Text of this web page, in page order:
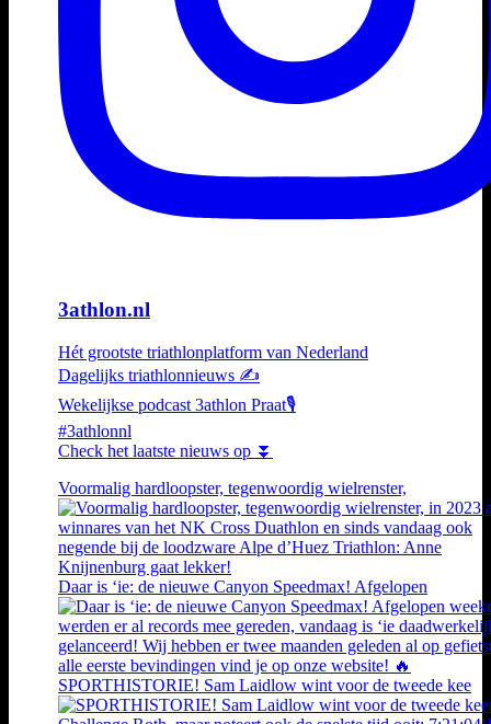
3athlon.nl
Hét grootste triathlonplatform van Nederland
Dagelijks triathlonnieuws ✍️
Wekelijkse podcast 3athlon Praat🎙️
#3athlonnl
Check het laatste nieuws op ⏬
Voormalig hardloopster, tegenwoordig wielrenster,
Daar is ‘ie: de nieuwe Canyon Speedmax! Afgelopen
SPORTHISTORIE! Sam Laidlow wint voor de tweede kee